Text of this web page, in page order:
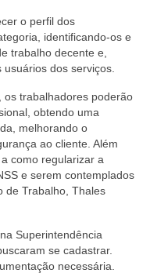
o perfil dos
identificando-os e
trabalho decente e,
dos serviços.
os trabalhadores poderão
obtendo uma
melhorando o
ao cliente. Além
como regularizar a
e serem contemplados
de Trabalho, Thales
Superintendência
se cadastrar.
necessária.